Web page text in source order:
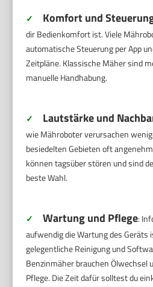
✓ Komfort und
dir Bedienkomfort ist. Viele
automatische Steuerung per App
Zeitpläne. Klassische Mäher sind
manuelle Handhabung.
✓ Lautstärke und
wie Mähroboter verursachen
besiedelten Gebieten oft
können tagsüber stören und sind
beste Wahl.
✓ Wartung und Pflege:
aufwendig die Wartung des
gelegentliche Reinigung und
Benzinmäher brauchen Ölwechsel
Pflege. Die Zeit dafür solltest du